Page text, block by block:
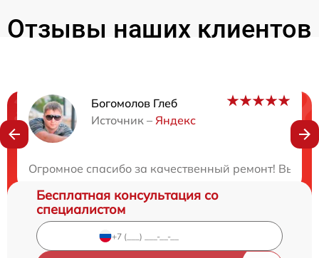
Отзывы наших клиентов
Богомолов Глеб
Источник – Яндекс
Огромное спасибо за качественный ремонт! Вы
Нужна консультация?
Бесплатная консультация со
специалистом